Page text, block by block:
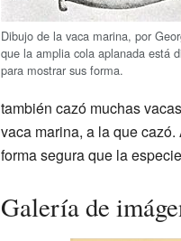
Dibujo de la vaca marina, por
que la amplia cola aplanada está
para mostrar sus forma.
también cazó muchas
vaca marina, a la que
forma segura que la
Galería de